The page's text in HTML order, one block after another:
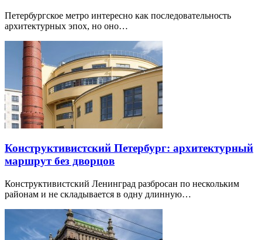
Петербургское метро интересно как последовательность
архитектурных эпох, но оно…
Конструктивистский Петербург: архитектурный
маршрут без дворцов
Конструктивистский Ленинград разбросан по нескольким
районам и не складывается в одну длинную…